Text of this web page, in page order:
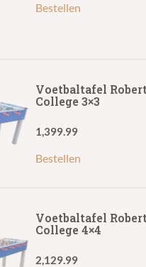
Bestellen
Voetbaltafel
College 3×3
Bestellen
1,399.99
Voetbaltafel
College 4×4
2,129.99